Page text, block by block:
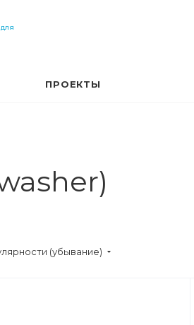
ПРОЕКТЫ
(убывание)